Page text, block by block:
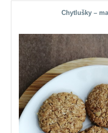
Chytlušky –